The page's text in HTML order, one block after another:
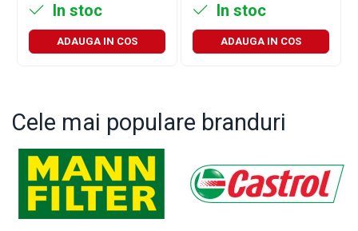
In stoc
ADAUGA IN COS
In stoc
ADAUGA IN COS
Cele mai populare branduri